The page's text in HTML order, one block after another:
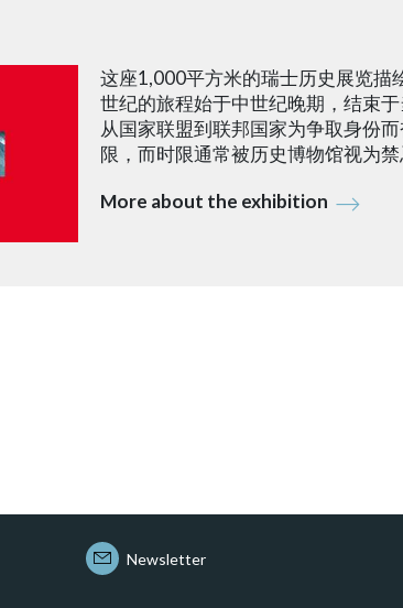
这座1,000平方米的瑞士历史展览描
世纪的旅程始于中世纪晚期，结束
从国家联盟到联邦国家为争取身份
限，而时限通常被历史博物馆视为禁
More about the exhibition
Newsletter